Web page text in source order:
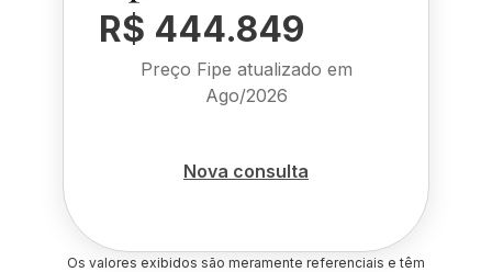
R$ 444.849
Preço Fipe atualizado em
Ago/2026
Nova consulta
Os valores exibidos são meramente referenciais e têm